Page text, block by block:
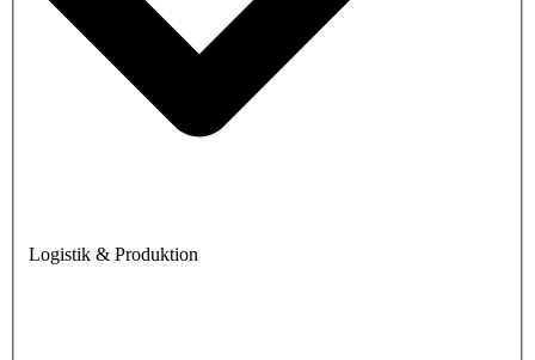
Logistik & Produktion